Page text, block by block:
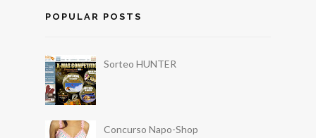
POPULAR POSTS
Sorteo HUNTER
Concurso Napo-Shop